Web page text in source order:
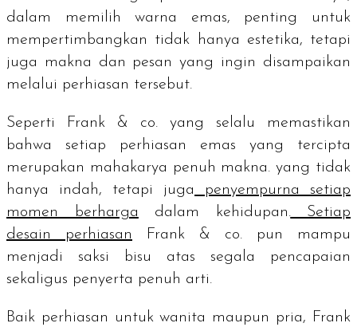
dalam memilih warna emas, penting untuk
mempertimbangkan tidak hanya estetika, tetapi
juga makna dan pesan yang ingin disampaikan
melalui perhiasan tersebut.
Seperti Frank & co. yang selalu memastikan
bahwa setiap perhiasan emas yang tercipta
merupakan mahakarya penuh makna. yang tidak
hanya indah, tetapi juga
penyempurna setiap
momen berharga dalam kehidupan.
Setiap
desain perhiasan Frank & co. pun mampu
menjadi saksi bisu atas segala pencapaian
sekaligus penyerta penuh arti.
Baik perhiasan untuk wanita maupun pria, Frank